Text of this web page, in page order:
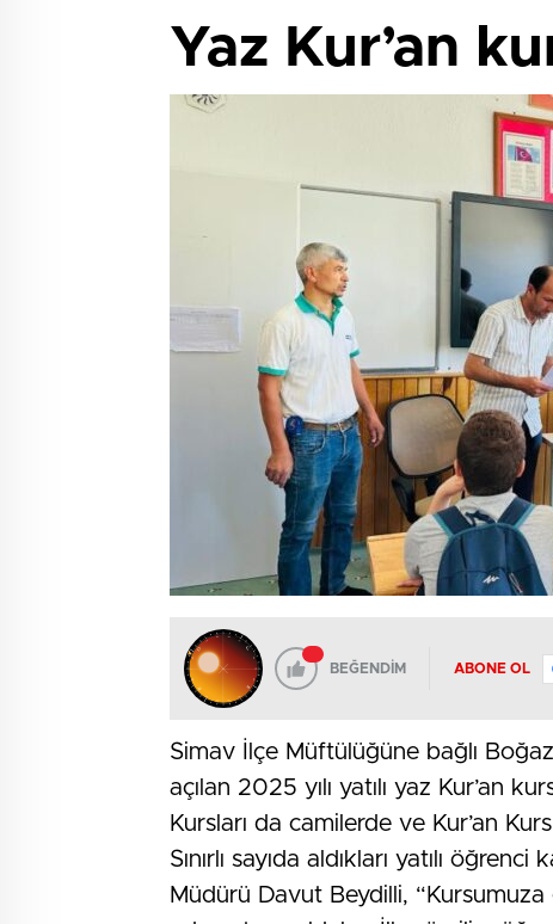
Yaz Kur’an
BEĞENDİM ABONE OL
Simav İlçe Müftülüğüne bağlı
açılan 2025 yılı yatılı yaz Kur’an
Kursları da camilerde ve Kur’an
Sınırlı sayıda aldıkları yatılı
Müdürü Davut Beydilli,